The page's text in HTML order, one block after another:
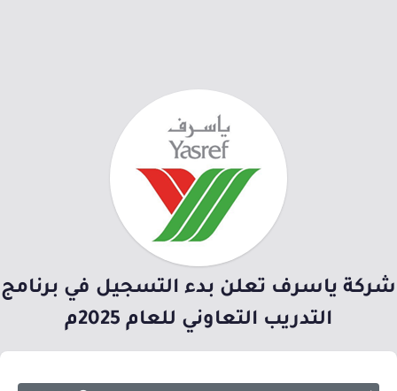
شركة ياسرف تعلن بدء التسجيل في برنامج
التدريب التعاوني للعام 2025م